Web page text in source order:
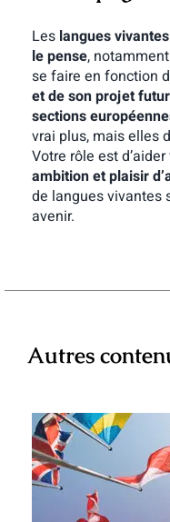
Les langues
le pense,
se faire en fonction
et de son projet futur
sections
vrai plus, mais elles
Votre rôle est
ambition et plaisir
de langues vivantes
avenir.
Autres